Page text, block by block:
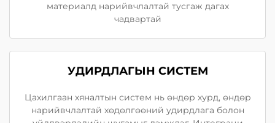
материалд нарийвчлалтай тусгаж дагах
чадвартай
УДИРДЛАГЫН СИСТЕМ
Цахилгаан хяналтын систем нь өндөр хурд, өндөр
нарийвчлалтай хөдөлгөөний удирдлага болон